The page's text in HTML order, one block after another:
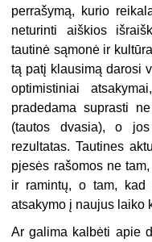
perrašymą, kurio
neturinti aiškios
tautinė sąmonė ir
tą patį klausimą darosi
optimistiniai
pradedama suprasti
(tautos dvasia), o jos
rezultatas. Tautines
pjesės rašomos ne
ir ramintų, o tam, kad
atsakymo į naujus laiko
Ar galima kalbėti apie